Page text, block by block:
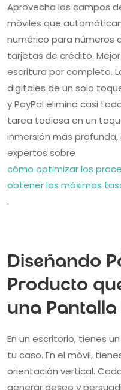
Aprovecha los campos
móviles que
numérico para números
tarjetas de crédito.
escritura por completo.
digitales de un solo
y PayPal elimina casi
tarea tediosa en un
inmersión más
expertos sobre
cómo optimizar los
obtener las máximas
.
Diseñando
Producto
una Pantalla
En un escritorio, tienes
tu caso. En el móvil,
orientación vertical.
generar deseo y